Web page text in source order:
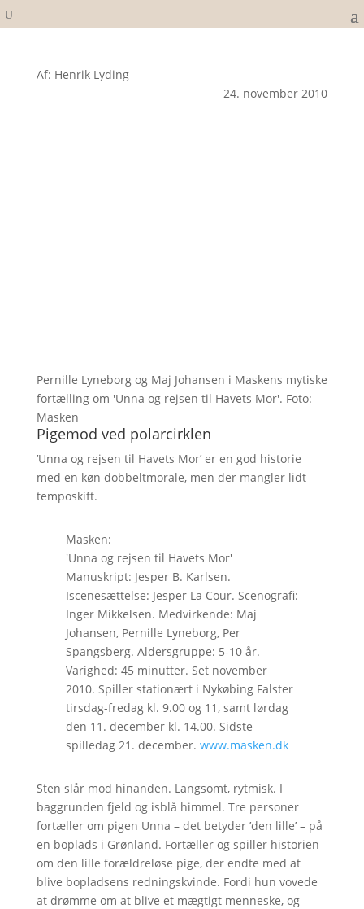
Af: Henrik Lyding
24. november 2010
Pernille Lyneborg og Maj Johansen i Maskens mytiske
fortælling om 'Unna og rejsen til Havets Mor'. Foto:
Masken
Pigemod ved polarcirklen
’Unna og rejsen til Havets Mor’ er en god historie
med en køn dobbeltmorale, men der mangler lidt
temposkift.
Masken:
'Unna og rejsen til Havets Mor'
Manuskript: Jesper B. Karlsen.
Iscenesættelse: Jesper La Cour. Scenografi:
Inger Mikkelsen. Medvirkende: Maj
Johansen, Pernille Lyneborg, Per
Spangsberg. Aldersgruppe: 5-10 år.
Varighed: 45 minutter. Set november
2010. Spiller stationært i Nykøbing Falster
tirsdag-fredag kl. 9.00 og 11, samt lørdag
den 11. december kl. 14.00. Sidste
spilledag 21. december. www.masken.dk
Sten slår mod hinanden. Langsomt, rytmisk. I
baggrunden fjeld og isblå himmel. Tre personer
fortæller om pigen Unna – det betyder ’den lille’ – på
en boplads i Grønland. Fortæller og spiller historien
om den lille forældreløse pige, der endte med at
blive bopladsens redningskvinde. Fordi hun vovede
at drømme om at blive et mægtigt menneske, og